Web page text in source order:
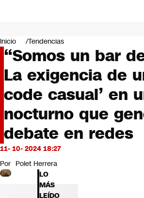
Negocios
Deportes
Programas completos
Cultura
Servicios
Bits
CNN tiempo
Futuro 360
Opinión
Inicio Tendencias
“Somos un bar
La exigencia de
code casual’ en
nocturno que
debate en redes
11- 10- 2024 18:27
Por Polet Herrera
LO
MÁS
LEÍDO